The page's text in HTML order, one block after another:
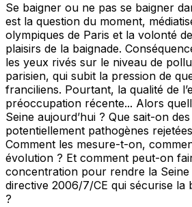
Se baigner ou ne pas se baigner
est la question du moment,
olympiques de Paris et la volonté
plaisirs de la baignade.
les yeux rivés sur le niveau de
parisien, qui subit la pression de
franciliens. Pourtant, la qualité de
préoccupation récente... Alors
Seine aujourd’hui ? Que sait-on
potentiellement pathogènes
Comment les mesure-t-on,
évolution ? Et comment peut-on
concentration pour rendre la
directive 2006/7/CE qui sécurise la
?